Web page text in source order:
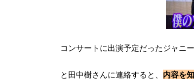
コンサートに出演予定だったジャニ
と田中樹さんに連絡すると、 内容を